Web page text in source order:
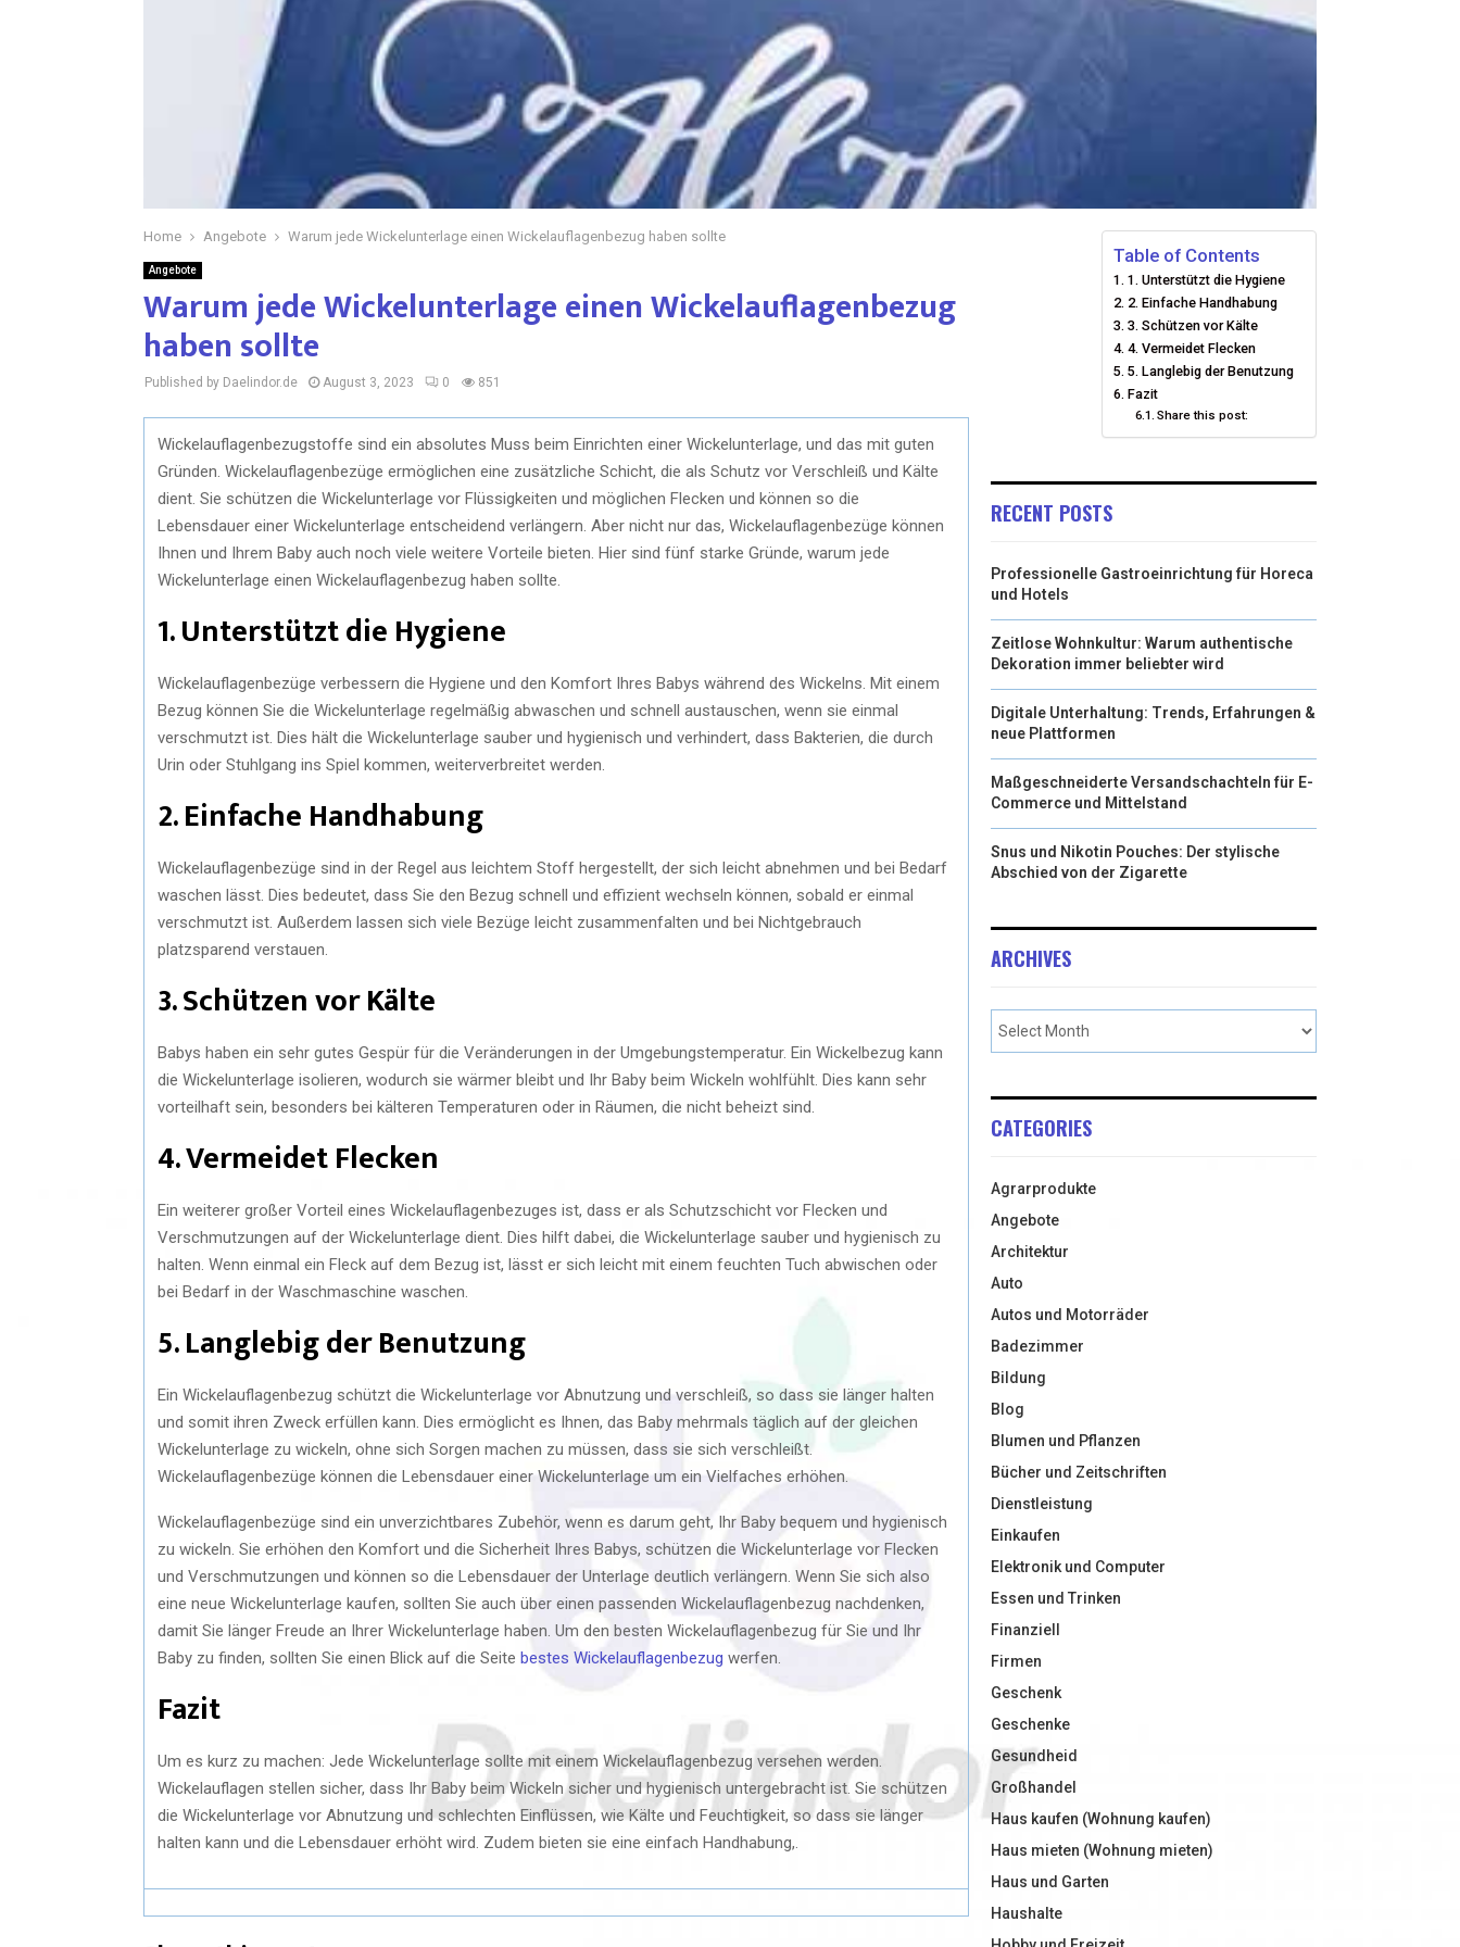
Home Angebote Warum jede Wickelunterlage einen Wickelauflagenbezug haben sollte
Angebote
Warum jede Wickelunterlage einen Wickelauflagenbezug
haben sollte
Published by Daelindor.de August 3, 2023 0 851
Wickelauflagenbezugstoffe sind ein absolutes Muss beim Einrichten einer Wickelunterlage, und das mit guten
Gründen. Wickelauflagenbezüge ermöglichen eine zusätzliche Schicht, die als Schutz vor Verschleiß und Kälte
dient. Sie schützen die Wickelunterlage vor Flüssigkeiten und möglichen Flecken und können so die
Lebensdauer einer Wickelunterlage entscheidend verlängern. Aber nicht nur das, Wickelauflagenbezüge können
Ihnen und Ihrem Baby auch noch viele weitere Vorteile bieten. Hier sind fünf starke Gründe, warum jede
Wickelunterlage einen Wickelauflagenbezug haben sollte.
1. Unterstützt die Hygiene
Wickelauflagenbezüge verbessern die Hygiene und den Komfort Ihres Babys während des Wickelns. Mit einem
Bezug können Sie die Wickelunterlage regelmäßig abwaschen und schnell austauschen, wenn sie einmal
verschmutzt ist. Dies hält die Wickelunterlage sauber und hygienisch und verhindert, dass Bakterien, die durch
Urin oder Stuhlgang ins Spiel kommen, weiterverbreitet werden.
2. Einfache Handhabung
Wickelauflagenbezüge sind in der Regel aus leichtem Stoff hergestellt, der sich leicht abnehmen und bei Bedarf
waschen lässt. Dies bedeutet, dass Sie den Bezug schnell und effizient wechseln können, sobald er einmal
verschmutzt ist. Außerdem lassen sich viele Bezüge leicht zusammenfalten und bei Nichtgebrauch
platzsparend verstauen.
3. Schützen vor Kälte
Babys haben ein sehr gutes Gespür für die Veränderungen in der Umgebungstemperatur. Ein Wickelbezug kann
die Wickelunterlage isolieren, wodurch sie wärmer bleibt und Ihr Baby beim Wickeln wohlfühlt. Dies kann sehr
vorteilhaft sein, besonders bei kälteren Temperaturen oder in Räumen, die nicht beheizt sind.
4. Vermeidet Flecken
Ein weiterer großer Vorteil eines Wickelauflagenbezuges ist, dass er als Schutzschicht vor Flecken und
Verschmutzungen auf der Wickelunterlage dient. Dies hilft dabei, die Wickelunterlage sauber und hygienisch zu
halten. Wenn einmal ein Fleck auf dem Bezug ist, lässt er sich leicht mit einem feuchten Tuch abwischen oder
bei Bedarf in der Waschmaschine waschen.
5. Langlebig der Benutzung
Ein Wickelauflagenbezug schützt die Wickelunterlage vor Abnutzung und verschleiß, so dass sie länger halten
und somit ihren Zweck erfüllen kann. Dies ermöglicht es Ihnen, das Baby mehrmals täglich auf der gleichen
Wickelunterlage zu wickeln, ohne sich Sorgen machen zu müssen, dass sie sich verschleißt.
Wickelauflagenbezüge können die Lebensdauer einer Wickelunterlage um ein Vielfaches erhöhen.
Wickelauflagenbezüge sind ein unverzichtbares Zubehör, wenn es darum geht, Ihr Baby bequem und hygienisch
zu wickeln. Sie erhöhen den Komfort und die Sicherheit Ihres Babys, schützen die Wickelunterlage vor Flecken
und Verschmutzungen und können so die Lebensdauer der Unterlage deutlich verlängern. Wenn Sie sich also
eine neue Wickelunterlage kaufen, sollten Sie auch über einen passenden Wickelauflagenbezug nachdenken,
damit Sie länger Freude an Ihrer Wickelunterlage haben. Um den besten Wickelauflagenbezug für Sie und Ihr
Baby zu finden, sollten Sie einen Blick auf die Seite bestes Wickelauflagenbezug werfen.
Fazit
Um es kurz zu machen: Jede Wickelunterlage sollte mit einem Wickelauflagenbezug versehen werden.
Wickelauflagen stellen sicher, dass Ihr Baby beim Wickeln sicher und hygienisch untergebracht ist. Sie schützen
die Wickelunterlage vor Abnutzung und schlechten Einflüssen, wie Kälte und Feuchtigkeit, so dass sie länger
halten kann und die Lebensdauer erhöht wird. Zudem bieten sie eine einfach Handhabung,.
Table of Contents
1. Unterstützt die Hygiene
2. Einfache Handhabung
3. Schützen vor Kälte
4. Vermeidet Flecken
5. Langlebig der Benutzung
Fazit
Share this post:
RECENT POSTS
Professionelle Gastroeinrichtung für Horeca
und Hotels
Zeitlose Wohnkultur: Warum authentische
Dekoration immer beliebter wird
Digitale Unterhaltung: Trends, Erfahrungen &
neue Plattformen
Maßgeschneiderte Versandschachteln für E-
Commerce und Mittelstand
Snus und Nikotin Pouches: Der stylische
Abschied von der Zigarette
ARCHIVES
CATEGORIES
Agrarprodukte
Angebote
Architektur
Auto
Autos und Motorräder
Badezimmer
Bildung
Blog
Blumen und Pflanzen
Bücher und Zeitschriften
Dienstleistung
Einkaufen
Elektronik und Computer
Essen und Trinken
Finanziell
Firmen
Geschenk
Geschenke
Gesundheid
Großhandel
Haus kaufen (Wohnung kaufen)
Haus mieten (Wohnung mieten)
Haus und Garten
Haushalte